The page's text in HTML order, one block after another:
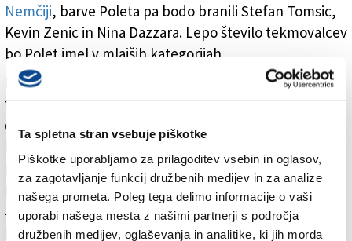
Ta spletna stran vsebuje piškotke
Piškotke uporabljamo za prilagoditev vsebin in oglasov,
za zagotavljanje funkcij družbenih medijev in za analize
našega prometa. Poleg tega delimo informacije o vaši
uporabi našega mesta z našimi partnerji s področja
družbenih medijev, oglaševanja in analitike, ki jih morda
Nemčiji, barve Poleta pa bodo branili Stefan Tomsic,
Kevin Zenic in Nina Dazzara. Lepo število tekmovalcev
bo Polet imel v mlajših kategorijah.
Bogat tekmovalni spored se bo začel danes s
tekmami otroških kategorij v plesu (solo dance). Višek
dogajanja bo kot vselej konec tedna s preizkušnjami v
kratkem programu za mladince in člane v soboto
pozno popoldne ter preizkušnjami v dolgem
programu prav tako za mladince in člane v nedeljo
zgodaj popoldne. Celotno dogajanje bodo v živo
predvajali tudi na uradni spletni strani tekmovanja